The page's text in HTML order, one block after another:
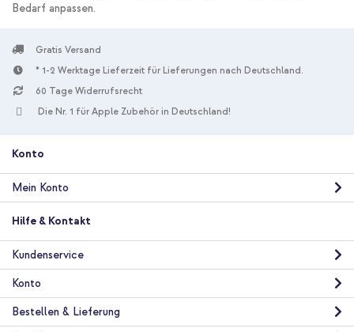
Bedarf anpassen.
Gratis Versand
* 1-2 Werktage Lieferzeit für Lieferungen nach Deutschland.
60 Tage Widerrufsrecht
Die Nr. 1 für Apple Zubehör in Deutschland!
Konto
Mein Konto
Hilfe & Kontakt
Kundenservice
Konto
Bestellen & Lieferung